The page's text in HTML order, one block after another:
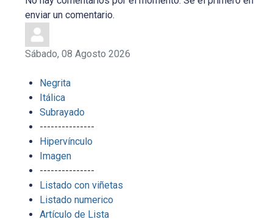
enviar un comentario.
Sábado, 08 Agosto 2026
Negrita
Itálica
Subrayado
---------------
Hipervínculo
Imagen
---------------
Listado con viñetas
Listado numerico
Artículo de Lista